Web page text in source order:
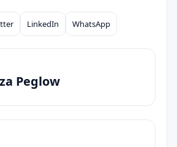
LinkedIn WhatsApp
Peglow